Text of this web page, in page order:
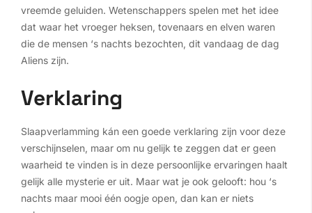
vreemde geluiden. Wetenschappers spelen met het idee
dat waar het vroeger heksen, tovenaars en elven waren
die de mensen ‘s nachts bezochten, dit vandaag de dag
Aliens zijn.
Verklaring
Slaapverlamming kán een goede verklaring zijn voor deze
verschijnselen, maar om nu gelijk te zeggen dat er geen
waarheid te vinden is in deze persoonlijke ervaringen haalt
gelijk alle mysterie er uit. Maar wat je ook gelooft: hou ‘s
nachts maar mooi één oogje open, dan kan er niets